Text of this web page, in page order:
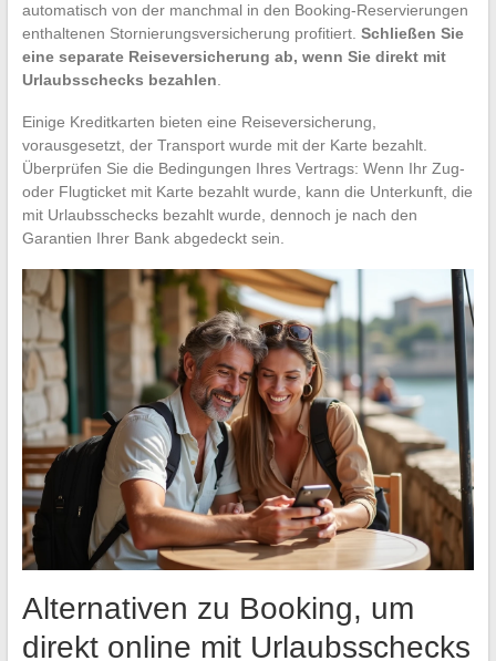
automatisch von der manchmal in den Booking-Reservierungen
enthaltenen Stornierungsversicherung profitiert. Schließen Sie
eine separate Reiseversicherung ab, wenn Sie direkt mit
Urlaubsschecks bezahlen
Einige Kreditkarten bieten eine Reiseversicherung,
vorausgesetzt, der Transport wurde mit der Karte bezahlt.
Überprüfen Sie die Bedingungen Ihres Vertrags: Wenn Ihr Zug-
oder Flugticket mit Karte bezahlt wurde, kann die Unterkunft, die
mit Urlaubsschecks bezahlt wurde, dennoch je nach den
Garantien Ihrer Bank abgedeckt sein.
Alternativen zu Booking, um
direkt online mit Urlaubsschecks